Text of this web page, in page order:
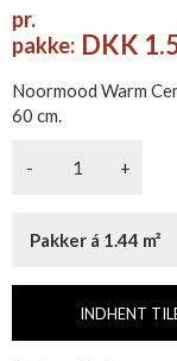
pr.
pakke: DKK
Noormood Warm
60 cm.
- +
Pakker á 1.44 m²
INDHENT